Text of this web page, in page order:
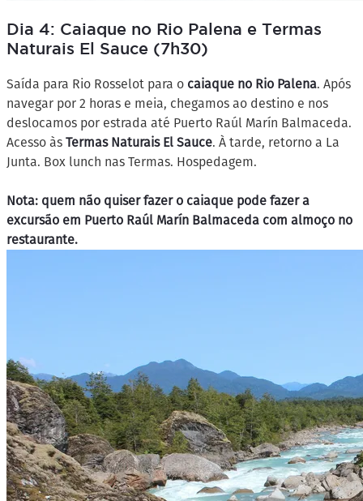
Dia 4: Caiaque no Rio Palena e Termas
Naturais El Sauce (7h30)
Saída para Rio Rosselot para o caiaque no Rio Palena. Após
navegar por 2 horas e meia, chegamos ao destino e nos
deslocamos por estrada até Puerto Raúl Marín Balmaceda.
Acesso às Termas Naturais El Sauce. À tarde, retorno a La
Junta. Box lunch nas Termas. Hospedagem.
Nota: quem não quiser fazer o caiaque pode fazer a
excursão em Puerto Raúl Marín Balmaceda com almoço no
restaurante.